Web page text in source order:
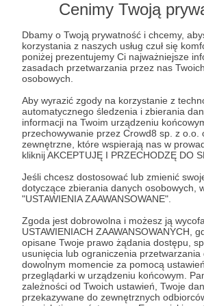
Cenimy Twoją
Dbamy o Twoją prywatność i chcemy,
korzystania z naszych usług czuł się
poniżej prezentujemy Ci najważniejsze
zasadach przetwarzania przez nas
osobowych.
Aby wyrazić zgody na korzystanie z
automatycznego śledzenia i zbierania
informacji na Twoim urządzeniu
przechowywanie przez Crowd8 sp. z o.o.
zewnętrzne, które wspierają nas w
kliknij AKCEPTUJĘ I PRZECHODZĘ DO
Jeśli chcesz dostosować lub zmienić
dotyczące zbierania danych osobowych,
"USTAWIENIA ZAAWANSOWANE".
Zgoda jest dobrowolna i możesz ją
USTAWIENIACH ZAAWANSOWANYCH,
opisane Twoje prawo żądania dostępu,
usunięcia lub ograniczenia
dowolnym momencie za pomocą
przeglądarki w urządzeniu końcowym.
zależności od Twoich ustawień, Twoje
przekazywane do zewnętrznych
Gold cap, złota czapka 1 miejsce Puchar
w klasie Pit Ladies 🏆🏆🏆
Super Girl
04.10.2022 Brak komentarzy
Gala LWY JELCZAŃSKO-